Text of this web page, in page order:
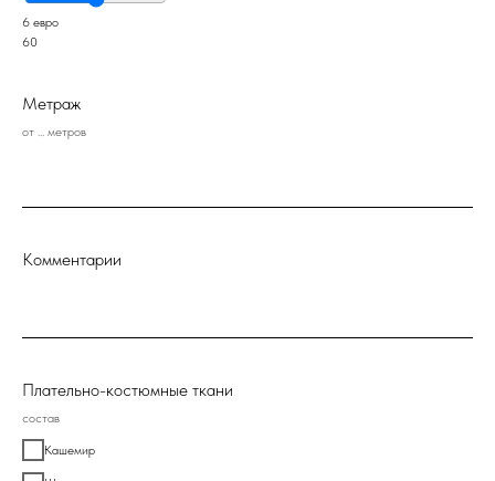
6 евро
60
Метраж
от ... метров
Комментарии
Плательно-костюмные ткани
состав
Кашемир